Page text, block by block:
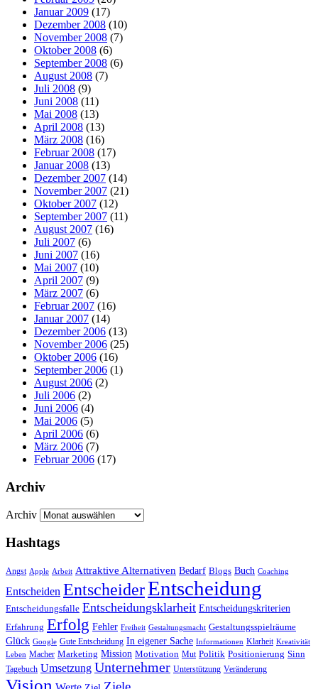
Januar 2009 (17)
Dezember 2008 (10)
November 2008 (7)
Oktober 2008 (6)
September 2008 (6)
August 2008 (7)
Juli 2008 (9)
Juni 2008 (11)
Mai 2008 (13)
April 2008 (13)
März 2008 (16)
Februar 2008 (17)
Januar 2008 (13)
Dezember 2007 (14)
November 2007 (21)
Oktober 2007 (12)
September 2007 (11)
August 2007 (16)
Juli 2007 (6)
Juni 2007 (16)
Mai 2007 (10)
April 2007 (9)
März 2007 (6)
Februar 2007 (16)
Januar 2007 (14)
Dezember 2006 (13)
November 2006 (25)
Oktober 2006 (16)
September 2006 (1)
August 2006 (2)
Juli 2006 (2)
Juni 2006 (4)
Mai 2006 (5)
April 2006 (6)
März 2006 (7)
Februar 2006 (17)
Archiv
Archiv
Hashtags
Angst Apple Arbeit Attraktive Alternativen Bedarf Blogs Buch Coaching
Entscheiden EntscheiderEntscheidung
Entscheidungsfalle Entscheidungsklarheit Entscheidungskriterien
Erfahrung Erfolg Fehler Freiheit Gestaltungsmacht Gestaltungsspielräume
Glück Google Gute Entscheidung In eigener Sache Informationen Klarheit Kreativität
Leben Macher Marketing Mission Motivation Mut Politik Positionierung Sinn
Tagebuch Umsetzung Unternehmer Unterstützung Veränderung
Vision